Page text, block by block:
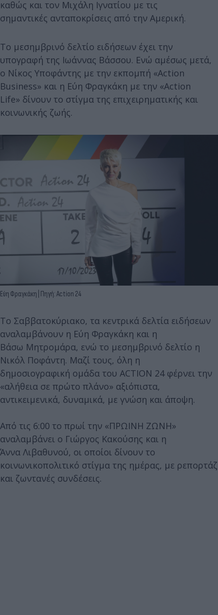
καθώς και τον Μιχάλη Ιγνατίου με τις
σημαντικές ανταποκρίσεις από την Αμερική.
Το μεσημβρινό δελτίο ειδήσεων έχει την
υπογραφή της Ιωάννας Βάσσου. Ενώ αμέσως μετά,
ο Νίκος Υποφάντης με την εκπομπή «Action
Business» και η Εύη Φραγκάκη με την «Action
Life» δίνουν το στίγμα της επιχειρηματικής και
κοινωνικής ζωής.
Εύη Φραγκάκη | Πηγή: Action 24
Το Σαββατοκύριακο, τα κεντρικά δελτία ειδήσεων
αναλαμβάνουν η Εύη Φραγκάκη και η
Βάσω Μητρομάρα, ενώ το μεσημβρινό δελτίο η
Νικόλ Ποφάντη. Μαζί τους, όλη η
δημοσιογραφική ομάδα του ACTION 24 φέρνει την
«αλήθεια σε πρώτο πλάνο» αξιόπιστα,
αντικειμενικά, δυναμικά, με γνώση και άποψη.
Από τις 6:00 το πρωί την «ΠΡΩΙΝΗ ΖΩΝΗ»
αναλαμβάνει ο Γιώργος Κακούσης και η
Άννα Λιβαθυνού, οι οποίοι δίνουν το
κοινωνικοπολιτικό στίγμα της ημέρας, με ρεπορτάζ
και ζωντανές συνδέσεις.